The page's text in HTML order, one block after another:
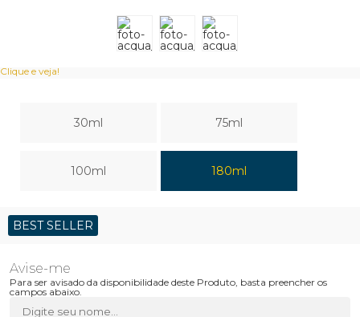
Clique e veja!
30ml 75ml
100ml 180ml
BEST SELLER
Para ser avisado da disponibilidade deste Produto, basta preencher os
campos abaixo.